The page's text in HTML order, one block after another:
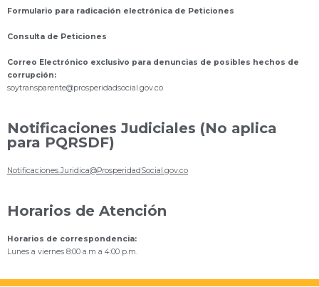
Formulario para radicación electrónica de Peticiones
Consulta de Peticiones
Correo Electrónico exclusivo para denuncias de posibles hechos de
corrupción:
soytransparente@prosperidadsocial.gov.co
Notificaciones Judiciales (No aplica
para PQRSDF)
Notificaciones.Juridica@ProsperidadSocial.gov.co
Horarios de Atención
Horarios de correspondencia:
Lunes a viernes 8:00 a.m a 4:00 p.m.